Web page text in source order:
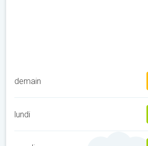
demain
lundi